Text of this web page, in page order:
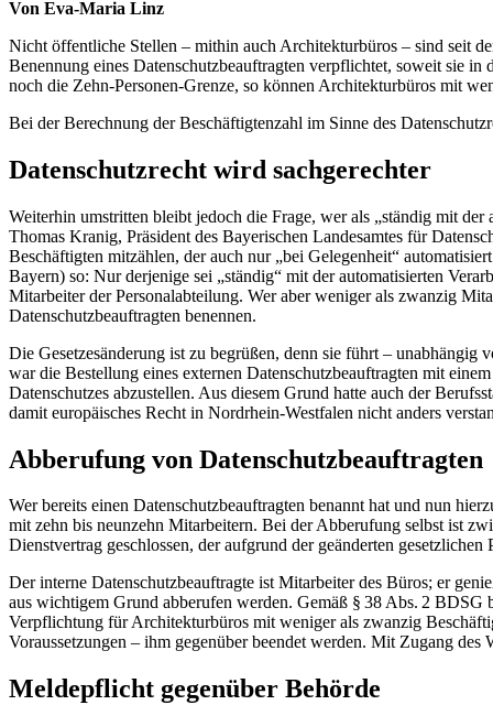
Von Eva-Maria Linz
Nicht öffentliche Stellen – mithin auch Architekturbüros – sind seit
Benennung eines Datenschutzbeauftragten verpflichtet, soweit sie
noch die Zehn-Personen-Grenze, so können Architekturbüros mit
Bei der Berechnung der Beschäftigtenzahl im Sinne des
Datenschutzrecht wird sachgerechter
Weiterhin umstritten bleibt jedoch die Frage, wer als „ständig mit
Thomas Kranig, Präsident des Bayerischen Landesamtes für
Beschäftigten mitzählen, der auch nur „bei Gelegenheit“
Bayern) so: Nur derjenige sei „ständig“ mit der automatisierten
Mitarbeiter der Personalabteilung. Wer aber weniger als zwanzig
Datenschutzbeauftragten benennen.
Die Gesetzesänderung ist zu begrüßen, denn sie führt –
war die Bestellung eines externen Datenschutzbeauftragten mit
Datenschutzes abzustellen. Aus diesem Grund hatte auch der
damit europäisches Recht in Nordrhein-Westfalen nicht anders
Abberufung von Datenschutzbeauftragten
Wer bereits einen Datenschutzbeauftragten benannt hat und nun
mit zehn bis neunzehn Mitarbeitern. Bei der Abberufung selbst ist
Dienstvertrag geschlossen, der aufgrund der geänderten
Der interne Datenschutzbeauftragte ist Mitarbeiter des Büros; er
aus wichtigem Grund abberufen werden. Gemäß § 38 Abs. 2 BDSG
Verpflichtung für Architekturbüros mit weniger als zwanzig
Voraussetzungen – ihm gegenüber beendet werden. Mit Zugang
Meldepflicht gegenüber Behörde